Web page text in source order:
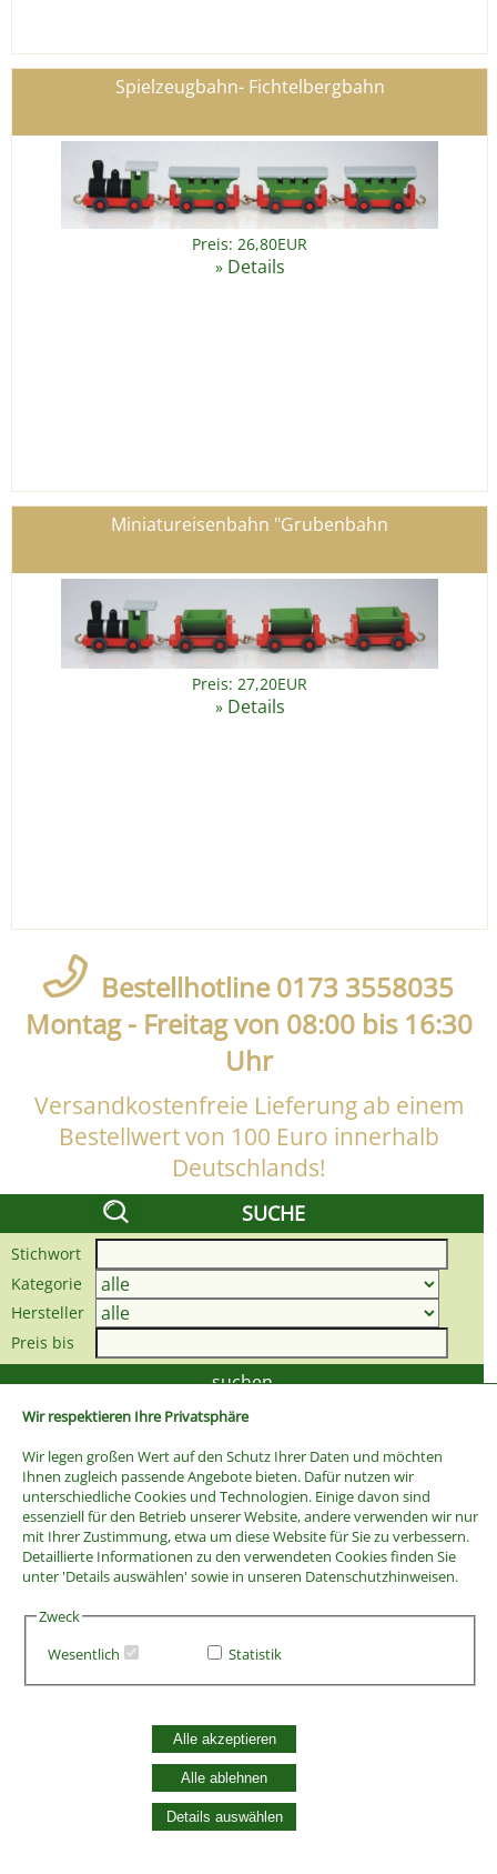
Wir respektieren Ihre Privatsphäre
Wir legen großen Wert auf den Schutz Ihrer Daten und möchten
Ihnen zugleich passende Angebote bieten. Dafür nutzen wir
unterschiedliche Cookies und Technologien. Einige davon sind
essenziell für den Betrieb unserer Website, andere verwenden wir nur
mit Ihrer Zustimmung, etwa um diese Website für Sie zu verbessern.
Detaillierte Informationen zu den verwendeten Cookies finden Sie
unter 'Details auswählen' sowie in unseren Datenschutzhinweisen.
Zweck
Wesentlich
Statistik
Alle akzeptieren
Alle ablehnen
Details auswählen
Spielzeugbahn- Fichtelbergbahn
Preis: 26,80EUR
» Details
Miniatureisenbahn "Grubenbahn
Preis: 27,20EUR
» Details
Bestellhotline 0173 3558035
Montag - Freitag von 08:00 bis 16:30
Uhr
Versandkostenfreie Lieferung ab einem
Bestellwert von 100 Euro innerhalb
Deutschlands!
SUCHE
Stichwort
Kategorie
Hersteller
Preis bis
AGB
Datenschutzerklärung
Zahlung und Versand
Batterieentsorgung
Widerruf Cookie-Einwilligung